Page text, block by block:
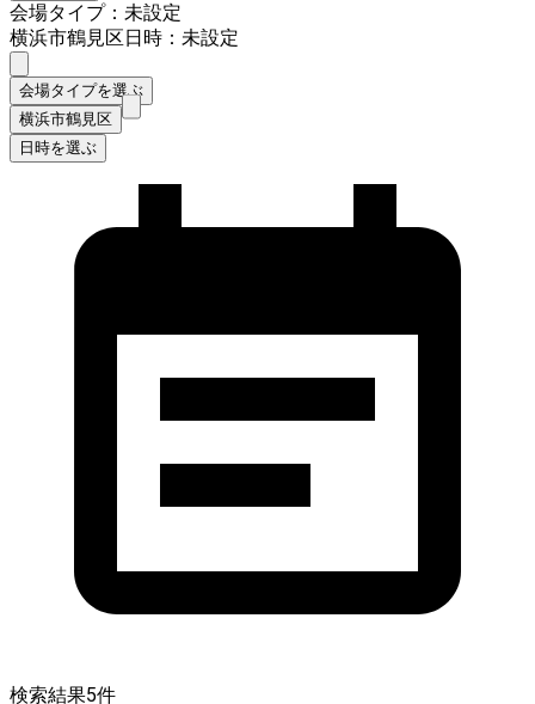
会場タイプ：未設定
横浜市鶴見区日時：未設定
会場タイプを選ぶ
横浜市鶴見区
日時を選ぶ
検索結果5件